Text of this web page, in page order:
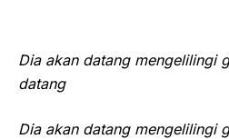
Dia akan datang mengelilingi
datang
Dia akan datang mengelilingi